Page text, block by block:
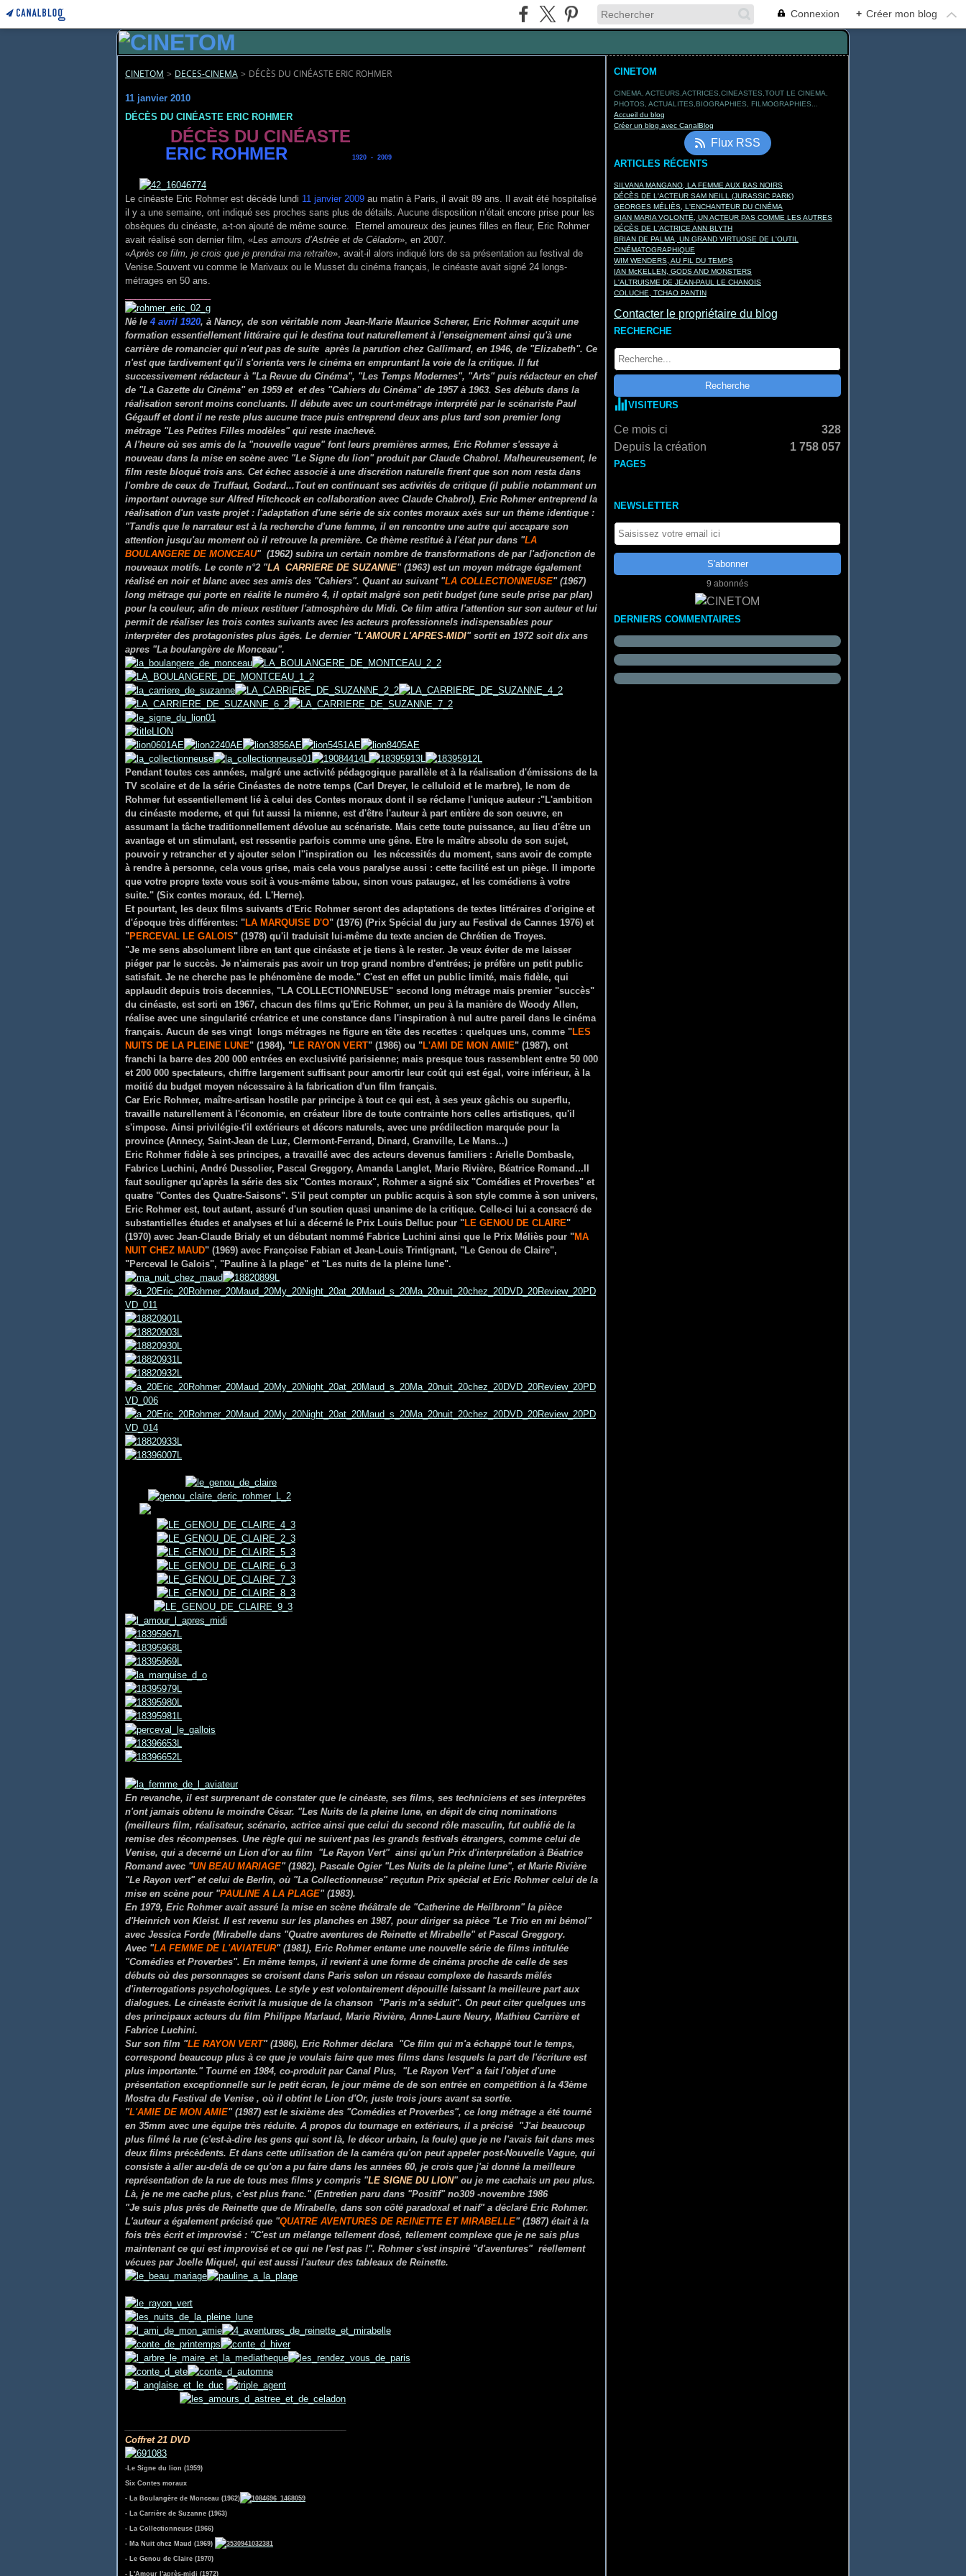
Connexion + Créer mon blog
CINETOM > DECES-CINEMA > DÉCÈS DU CINÉASTE ERIC ROHMER
11 janvier 2010
DÉCÈS DU CINÉASTE ERIC ROHMER
DÉCÈS DU CINÉASTE
ERIC ROHMER
1920 - 2009
Le cinéaste Eric Rohmer est décédé lundi 11 janvier 2009 au matin à Paris, il avait 89 ans.
Il avait été hospitalisé
il y a une semaine, ont indiqué ses proches sans plus de détails. Aucune disposition n’était encore prise pour les
obsèques du cinéaste, a-t-on ajouté de même source. Eternel amoureux des jeunes filles en fleur, Eric Rohmer
avait réalisé son dernier film, «Les amours d’Astrée et de Céladon», en 2007.
«Après ce film, je crois que je prendrai ma retraite», avait-il alors indiqué lors de sa présentation au festival de
Venise.Souvent vu comme le Marivaux ou le Musset du cinéma français, le cinéaste avait signé 24 longs-
métrages en 50 ans.
Né le 4 avril 1920, à Nancy, de son véritable nom Jean-Marie Maurice Scherer, Eric Rohmer acquit une
formation essentiellement littéraire qui le destina tout naturellement à l'enseignement ainsi qu'à une
carrière de romancier qui n'eut pas de suite après la parution chez Gallimard, en 1946, de "Elizabeth". Ce
n'est que tardivement qu'il s'orienta vers le cinéma en empruntant la voie de la critique. Il fut
successivement rédacteur à "La Revue du Cinéma", "Les Temps Modernes", "Arts" puis rédacteur en chef
de "La Gazette du Cinéma" en 1959 et et des "Cahiers du Cinéma" de 1957 à 1963. Ses débuts dans la
réalisation seront moins concluants. Il débute avec un court-métrage interprété par le scénariste Paul
Gégauff et dont il ne reste plus aucune trace puis entreprend deux ans plus tard son premier long
métrage "Les Petites Filles modèles" qui reste inachevé.
A l'heure où ses amis de la "nouvelle vague" font leurs premières armes, Eric Rohmer s'essaye à
nouveau dans la mise en scène avec "Le Signe du lion" produit par Claude Chabrol. Malheureusement, le
film reste bloqué trois ans. Cet échec associé à une discrétion naturelle firent que son nom resta dans
l'ombre de ceux de Truffaut, Godard...Tout en continuant ses activités de critique (il publie notamment un
important ouvrage sur Alfred Hitchcock en collaboration avec Claude Chabrol), Eric Rohmer entreprend la
réalisation d'un vaste projet : l'adaptation d'une série de six contes moraux axés sur un thème identique :
"Tandis que le narrateur est à la recherche d'une femme, il en rencontre une autre qui accapare son
attention jusqu'au moment où il retrouve la première. Ce thème restitué à l'état pur dans "LA
BOULANGERE DE MONCEAU" (1962) subira un certain nombre de transformations de par l'adjonction de
nouveaux motifs. Le conte n°2 "LA CARRIERE DE SUZANNE" (1963) est un moyen métrage également
réalisé en noir et blanc avec ses amis des "Cahiers". Quant au suivant "LA COLLECTIONNEUSE" (1967)
long métrage qui porte en réalité le numéro 4, il optait malgré son petit budget (une seule prise par plan)
pour la couleur, afin de mieux restituer l'atmosphère du Midi. Ce film attira l'attention sur son auteur et lui
permit de réaliser les trois contes suivants avec les acteurs professionnels indispensables pour
interpréter des protagonistes plus âgés. Le dernier "L'AMOUR L'APRES-MIDI" sortit en 1972 soit dix ans
apres "La boulangère de Monceau".
Pendant toutes ces années, malgré une activité pédagogique parallèle et à la réalisation d'émissions de la
TV scolaire et de la série Cinéastes de notre temps (Carl Dreyer, le celluloid et le marbre), le nom de
Rohmer fut essentiellement lié à celui des Contes moraux dont il se réclame l'unique auteur :"L'ambition
du cinéaste moderne, et qui fut aussi la mienne, est d'être l'auteur à part entière de son oeuvre, en
assumant la tâche traditionnellement dévolue au scénariste. Mais cette toute puissance, au lieu d'être un
avantage et un stimulant, est ressentie parfois comme une gêne. Etre le maître absolu de son sujet,
pouvoir y retrancher et y ajouter selon l''inspiration ou les nécessités du moment, sans avoir de compte
à rendre à personne, cela vous grise, mais cela vous paralyse aussi : cette facilité est un piège. Il importe
que votre propre texte vous soit à vous-même tabou, sinon vous pataugez, et les comédiens à votre
suite." (Six contes moraux, éd. L'Herne).
Et pourtant, les deux films suivants d'Eric Rohmer seront des adaptations de textes littéraires d'origine et
d'époque très différentes: "LA MARQUISE D'O" (1976) (Prix Spécial du jury au Festival de Cannes 1976) et
"PERCEVAL LE GALOIS" (1978) qu'il traduisit lui-même du texte ancien de Chrétien de Troyes.
"Je me sens absolument libre en tant que cinéaste et je tiens à le rester. Je veux éviter de me laisser
piéger par le succès. Je n'aimerais pas avoir un trop grand nombre d'entrées; je préfère un petit public
satisfait. Je ne cherche pas le phénomène de mode." C'est en effet un public limité, mais fidèle, qui
applaudit depuis trois decennies, "LA COLLECTIONNEUSE" second long métrage mais premier "succès"
du cinéaste, est sorti en 1967, chacun des films qu'Eric Rohmer, un peu à la manière de Woody Allen,
réalise avec une singularité créatrice et une constance dans l'inspiration à nul autre pareil dans le cinéma
français. Aucun de ses vingt longs métrages ne figure en tête des recettes : quelques uns, comme "LES
NUITS DE LA PLEINE LUNE" (1984), "LE RAYON VERT" (1986) ou "L'AMI DE MON AMIE" (1987), ont
franchi la barre des 200 000 entrées en exclusivité parisienne; mais presque tous rassemblent entre 50 000
et 200 000 spectateurs, chiffre largement suffisant pour amortir leur coût qui est égal, voire inférieur, à la
moitié du budget moyen nécessaire à la fabrication d'un film français.
Car Eric Rohmer, maître-artisan hostile par principe à tout ce qui est, à ses yeux gâchis ou superflu,
travaille naturellement à l'économie, en créateur libre de toute contrainte hors celles artistiques, qu'il
s'impose. Ainsi privilégie-t'il extérieurs et décors naturels, avec une prédilection marquée pour la
province (Annecy, Saint-Jean de Luz, Clermont-Ferrand, Dinard, Granville, Le Mans...)
Eric Rohmer fidèle à ses principes, a travaillé avec des acteurs devenus familiers : Arielle Dombasle,
Fabrice Luchini, André Dussolier, Pascal Greggory, Amanda Langlet, Marie Rivière, Béatrice Romand...Il
faut souligner qu'après la série des six "Contes moraux", Rohmer a signé six "Comédies et Proverbes" et
quatre "Contes des Quatre-Saisons". S'il peut compter un public acquis à son style comme à son univers,
Eric Rohmer est, tout autant, assuré d'un soutien quasi unanime de la critique. Celle-ci lui a consacré de
substantielles études et analyses et lui a décerné le Prix Louis Delluc pour "LE GENOU DE CLAIRE"
(1970) avec Jean-Claude Brialy et un débutant nommé Fabrice Luchini ainsi que le Prix Méliès pour "MA
NUIT CHEZ MAUD" (1969) avec Françoise Fabian et Jean-Louis Trintignant, "Le Genou de Claire",
"Perceval le Galois", "Pauline à la plage" et "Les nuits de la pleine lune".
En revanche, il est surprenant de constater que le cinéaste, ses films, ses techniciens et ses interprètes
n'ont jamais obtenu le moindre César. "Les Nuits de la pleine lune, en dépit de cinq nominations
(meilleurs film, réalisateur, scénario, actrice ainsi que celui du second rôle masculin, fut oublié de la
remise des récompenses. Une règle qui ne suivent pas les grands festivals étrangers, comme celui de
Venise, qui a decerné un Lion d'or au film "Le Rayon Vert" ainsi qu'un Prix d'interprétation à Béatrice
Romand avec "UN BEAU MARIAGE" (1982), Pascale Ogier "Les Nuits de la pleine lune", et Marie Rivière
"Le Rayon vert" et celui de Berlin, où "La Collectionneuse" reçutun Prix spécial et Eric Rohmer celui de la
mise en scène pour "PAULINE A LA PLAGE"(1983).
En 1979, Eric Rohmer avait assuré la mise en scène théâtrale de "Catherine de Heilbronn" la pièce
d'Heinrich von Kleist. Il est revenu sur les planches en 1987, pour diriger sa pièce "Le Trio en mi bémol"
avec Jessica Forde (Mirabelle dans "Quatre aventures de Reinette et Mirabelle" et Pascal Greggory.
Avec "LA FEMME DE L'AVIATEUR" (1981), Eric Rohmer entame une nouvelle série de films intitulée
"Comédies et Proverbes". En même temps, il revient à une forme de cinéma proche de celle de ses
débuts où des personnages se croisent dans Paris selon un réseau complexe de hasards mêlés
d'interrogations psychologiques. Le style y est volontairement dépouillé laissant la meilleure part aux
dialogues. Le cinéaste écrivit la musique de la chanson "Paris m'a séduit". On peut citer quelques uns
des principaux acteurs du film Philippe Marlaud, Marie Rivière, Anne-Laure Neury, Mathieu Carrière et
Fabrice Luchini.
Sur son film "LE RAYON VERT" (1986), Eric Rohmer déclara "Ce film qui m'a échappé tout le temps,
correspond beaucoup plus à ce que je voulais faire que mes films dans lesquels la part de l'écriture est
plus importante." Tourné en 1984, co-produit par Canal Plus, "Le Rayon Vert" a fait l'objet d'une
présentation exceptionnelle sur le petit écran, le jour même de de son entrée en compétition à la 43ème
Mostra du Festival de Venise , où il obtint le Lion d'Or, juste trois jours avant sa sortie.
"L'AMIE DE MON AMIE" (1987) est le sixième des "Comédies et Proverbes", ce long métrage a été tourné
en 35mm avec une équipe très réduite. A propos du tournage en extérieurs, il a précisé "J'ai beaucoup
plus filmé la rue (c'est-à-dire les gens qui sont là, le décor urbain, la foule) que je ne l'avais fait dans mes
deux films précèdents. Et dans cette utilisation de la caméra qu'on peut appeler post-Nouvelle Vague, qui
consiste à aller au-delà de ce qu'on a pu faire dans les années 60, je crois que j'ai donné la meilleure
représentation de la rue de tous mes films y compris "LE SIGNE DU LION" ou je me cachais un peu plus.
Là, je ne me cache plus, c'est plus franc." (Entretien paru dans "Positif" no309 -novembre 1986
"Je suis plus prés de Reinette que de Mirabelle, dans son côté paradoxal et naif" a déclaré Eric Rohmer.
L'auteur a également précisé que "QUATRE AVENTURES DE REINETTE ET MIRABELLE" (1987) était à la
fois très écrit et improvisé : "C'est un mélange tellement dosé, tellement complexe que je ne sais plus
maintenant ce qui est improvisé et ce qui ne l'est pas !". Rohmer s'est inspiré "d'aventures" réellement
vécues par Joelle Miquel, qui est aussi l'auteur des tableaux de Reinette.
Coffret 21 DVD
- Le Signe du lion (1959)
Six Contes moraux
- La Boulangère de Monceau (1962)
- La Carrière de Suzanne (1963)
- La Collectionneuse (1966)
- Ma Nuit chez Maud (1969)
- Le Genou de Claire (1970)
- L'Amour l'après-midi (1972)
CINETOM
CINEMA, ACTEURS,ACTRICES,CINEASTES,TOUT LE CINEMA,
PHOTOS, ACTUALITES,BIOGRAPHIES, FILMOGRAPHIES...
Accueil du blog
Créer un blog avec CanalBlog
Flux RSS
ARTICLES RÉCENTS
SILVANA MANGANO, LA FEMME AUX BAS NOIRS
DÉCÈS DE L'ACTEUR SAM NEILL (JURASSIC PARK)
GEORGES MÉLIÈS, L'ENCHANTEUR DU CINÉMA
GIAN MARIA VOLONTÉ, UN ACTEUR PAS COMME LES AUTRES
DÉCÈS DE L'ACTRICE ANN BLYTH
BRIAN DE PALMA, UN GRAND VIRTUOSE DE L'OUTIL
CINÉMATOGRAPHIQUE
WIM WENDERS, AU FIL DU TEMPS
IAN McKELLEN, GODS AND MONSTERS
L'ALTRUISME DE JEAN-PAUL LE CHANOIS
COLUCHE, TCHAO PANTIN
Contacter le propriétaire du blog
RECHERCHE
VISITEURS
Ce mois ci
328
Depuis la création
1 758 057
PAGES
NEWSLETTER
9 abonnés
DERNIERS COMMENTAIRES